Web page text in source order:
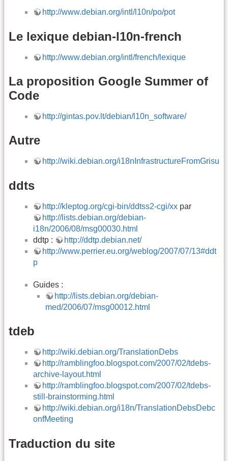
http://www.debian.org/intl/l10n/po/pot
Le lexique debian-l10n-french
http://www.debian.org/intl/french/lexique
La proposition Google Summer of
Code
http://gintas.pov.lt/debian/l10n_software/
Autre
http://wiki.debian.org/i18nInfrastructureFromGrisu
ddts
http://kleptog.org/cgi-bin/ddtss2-cgi/xx par
http://lists.debian.org/debian-
i18n/2006/08/msg00030.html
ddtp :
http://ddtp.debian.net/
http://www.perrier.eu.org/weblog/2007/07/13#ddt
p
Guides :
http://lists.debian.org/debian-
med/2006/07/msg00012.html
tdeb
http://wiki.debian.org/TranslationDebs
http://ramblingfoo.blogspot.com/2007/02/tdebs-
archive-layout.html
http://ramblingfoo.blogspot.com/2007/02/tdebs-
still-brainstorming.html
http://wiki.debian.org/i18n/TranslationDebsDebc
onfMeeting
Traduction du site